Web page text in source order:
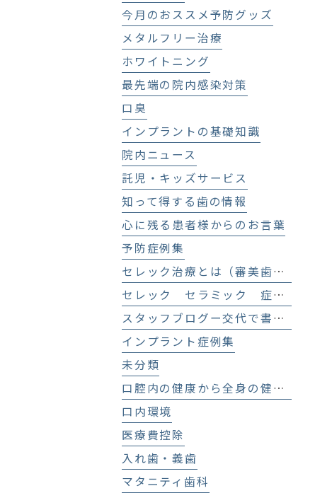
今月のおススメ予防グッズ
メタルフリー治療
ホワイトニング
最先端の院内感染対策
口臭
インプラントの基礎知識
院内ニュース
託児・キッズサービス
知って得する歯の情報
心に残る患者様からのお言葉
予防症例集
セレック治療とは（審美歯科、セラミック治療）
セレック セラミック 症例集
スタッフブログー交代で書いてます！－
インプラント症例集
未分類
口腔内の健康から全身の健康へ
口内環境
医療費控除
入れ歯・義歯
マタニティ歯科